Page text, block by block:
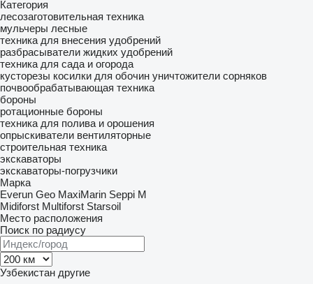
Категория
лесозаготовительная техника
мульчеры лесные
техника для внесения удобрений
разбрасыватели жидких удобрений
техника для сада и огорода
кусторезы косилки для обочин уничтожители сорняков
почвообрабатывающая техника
бороны
ротационные бороны
техника для полива и орошения
опрыскиватели вентиляторные
строительная техника
экскаваторы
экскаваторы-погрузчики
Марка
Everun Geo MaxiMarin Seppi M
Midiforst Multiforst Starsoil
Место расположения
Поиск по радиусу
Узбекистан другие